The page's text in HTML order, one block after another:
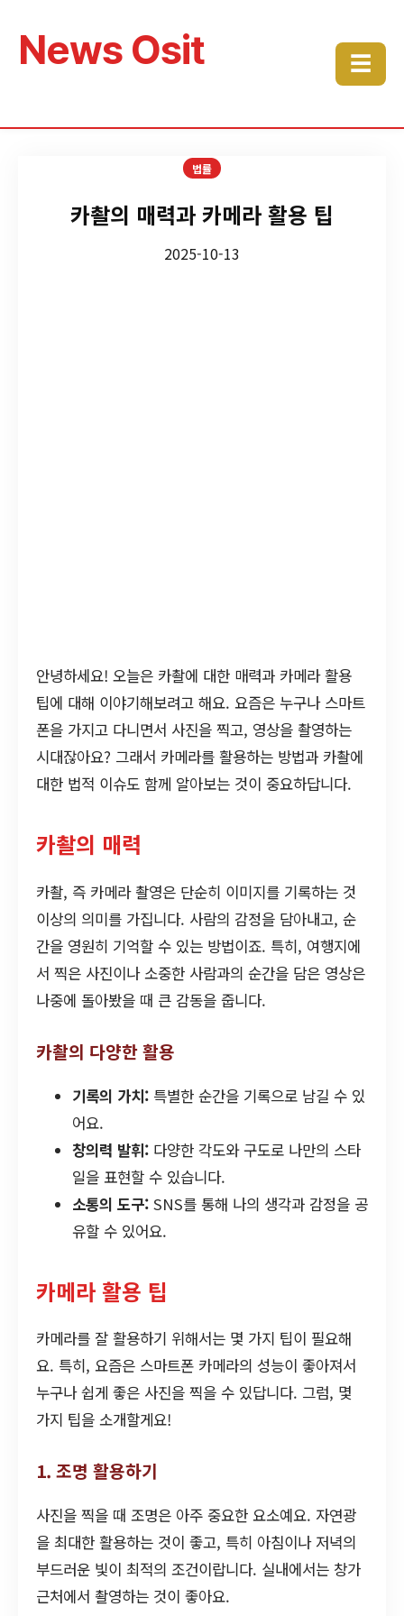
News Osit ☰
법률
카촬의 매력과 카메라 활용 팁
2025-10-13
안녕하세요! 오늘은 카촬에 대한 매력과 카메라 활용
팁에 대해 이야기해보려고 해요. 요즘은 누구나 스마트
폰을 가지고 다니면서 사진을 찍고, 영상을 촬영하는
시대잖아요? 그래서 카메라를 활용하는 방법과 카촬에
대한 법적 이슈도 함께 알아보는 것이 중요하답니다.
카촬의 매력
카촬, 즉 카메라 촬영은 단순히 이미지를 기록하는 것
이상의 의미를 가집니다. 사람의 감정을 담아내고, 순
간을 영원히 기억할 수 있는 방법이죠. 특히, 여행지에
서 찍은 사진이나 소중한 사람과의 순간을 담은 영상은
나중에 돌아봤을 때 큰 감동을 줍니다.
카촬의 다양한 활용
기록의 가치: 특별한 순간을 기록으로 남길 수 있
어요.
창의력 발휘: 다양한 각도와 구도로 나만의 스타
일을 표현할 수 있습니다.
소통의 도구: SNS를 통해 나의 생각과 감정을 공
유할 수 있어요.
카메라 활용 팁
카메라를 잘 활용하기 위해서는 몇 가지 팁이 필요해
요. 특히, 요즘은 스마트폰 카메라의 성능이 좋아져서
누구나 쉽게 좋은 사진을 찍을 수 있답니다. 그럼, 몇
가지 팁을 소개할게요!
1. 조명 활용하기
사진을 찍을 때 조명은 아주 중요한 요소예요. 자연광
을 최대한 활용하는 것이 좋고, 특히 아침이나 저녁의
부드러운 빛이 최적의 조건이랍니다. 실내에서는 창가
근처에서 촬영하는 것이 좋아요.